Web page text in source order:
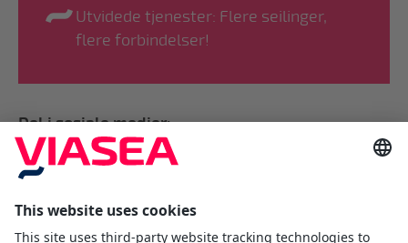
Utvidede tjenester: Flere seilinger,
flere forbindelser!
Del i sosiale medier: